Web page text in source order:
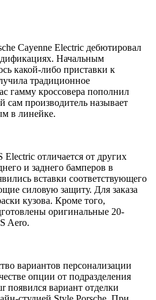
Cayenne Electric дебютировал
Начальным
какой-либо приставки к
традиционное
гамму кроссовера пополнил
сам производитель называет
в линейке.
отличается от других
и заднего бамперов в
вставки соответствующего
силовую защиту. Для заказа
кузова. Кроме того,
оригинальные 20-
Aero.
вариантов персонализации
опции от подразделения
появился вариант отделки